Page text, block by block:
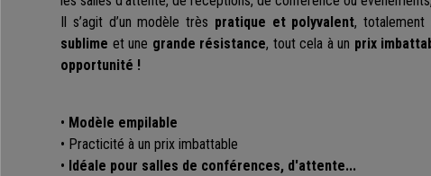
Il s’agit d’un modèle très pratique et polyvalent, totalement
sublime et une grande résistance, tout cela à un prix
opportunité !
• Modèle empilable
• Practicité à un prix imbattable
• Idéale pour salles de conférences, d'attente...